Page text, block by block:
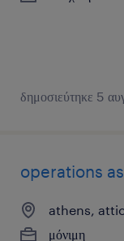
δημοσιεύτηκε 5
operations
athens,
μόνιμη